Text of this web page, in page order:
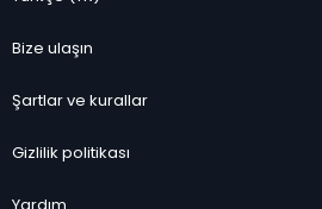
Bize ulaşın
Şartlar ve kurallar
Gizlilik politikası